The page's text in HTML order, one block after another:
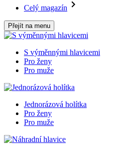
Celý magazín
Přejít na menu
S výměnnými hlavicemi
Pro ženy
Pro muže
Jednorázová holítka
Pro ženy
Pro muže